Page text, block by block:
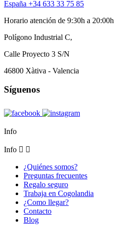
España +34 633 33 75 85
Horario atención de 9:30h a 20:00h
Polígono Industrial C,
Calle Proyecto 3 S/N
46800 Xàtiva - Valencia
Síguenos
Info
Info  
¿Quiénes somos?
Preguntas frecuentes
Regalo seguro
Trabaja en Cogolandia
¿Como llegar?
Contacto
Blog